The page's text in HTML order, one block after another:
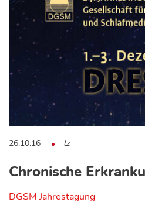
26.10.16 lz
Chronische
DGSM Jahrestagung